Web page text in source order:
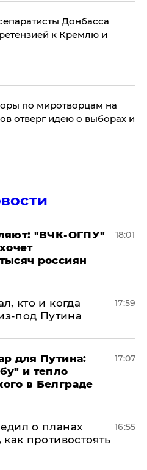
Донбасса
к Кремлю и
по миротворцам на
отверг идею о выборах и
"ВЧК-ОГПУ"
россиян
18:01
кто и когда
под Путина
17:59
для Путина:
и тепло
в Белграде
17:07
о планах
противостоять
16:55